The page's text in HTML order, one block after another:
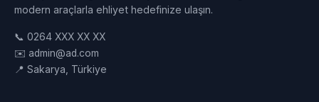
modern araçlarla ehliyet hedefinize ulaşın.
📞 0264 XXX XX XX
✉️ admin@ad.com
📍 Sakarya, Türkiye